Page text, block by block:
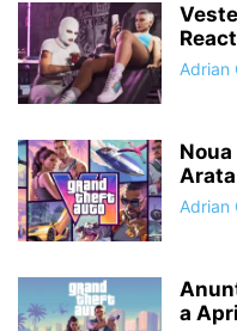
Adrian
Adrian
a